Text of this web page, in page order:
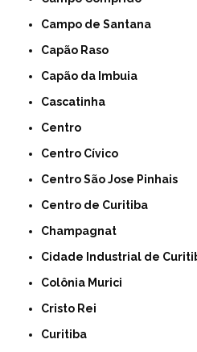
Campo de Santana
Capão Raso
Capão da Imbuia
Cascatinha
Centro
Centro Cívico
Centro São Jose Pinhais
Centro de Curitiba
Champagnat
Cidade Industrial de
Colônia Murici
Cristo Rei
Curitiba